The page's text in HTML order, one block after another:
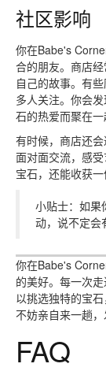
社区影响
你在Babe's
合的朋友。商店
自己的故事。有
多人关注。你会
石的热爱而聚在一
有时候，商店还
面对面交流，感
宝石，还能收获一
小贴士：如果
动，说不定会
你在Babe's
的美好。每一次
以挑选独特的宝
不妨亲自来一趟，
FAQ